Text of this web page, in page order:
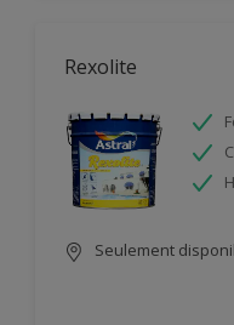
Rexolite
Seulement